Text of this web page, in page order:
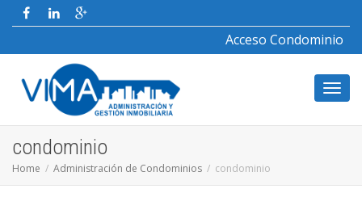
Acceso Condominio
condominio
Home Administración de Condominios condominio